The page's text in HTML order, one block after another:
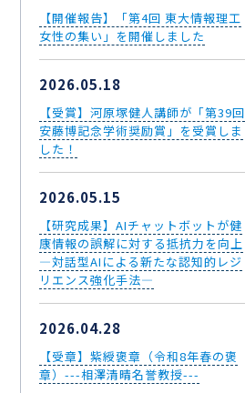
【開催報告】「第4回 東大情報理工
女性の集い」を開催しました
2026.05.18
【受賞】河原塚健人講師が「第39回
安藤博記念学術奨励賞」を受賞しま
した！
2026.05.15
【研究成果】AIチャットボットが健
康情報の誤解に対する抵抗力を向上
―対話型AIによる新たな認知的レジ
リエンス強化手法―
2026.04.28
【受章】紫綬褒章（令和8年春の褒
章）---相澤清晴名誉教授---